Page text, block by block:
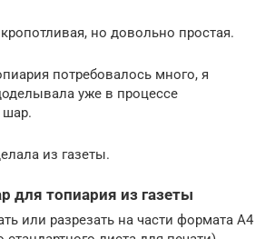
но довольно простая.
потребовалось много, я
уже в процессе
шар.
из газеты.
для топиария из газеты
или разрезать на части формата А4